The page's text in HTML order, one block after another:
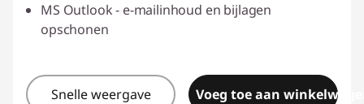
MS Outlook - e-mailinhoud en bijlagen
opschonen
Snelle weergave Voeg toe aan